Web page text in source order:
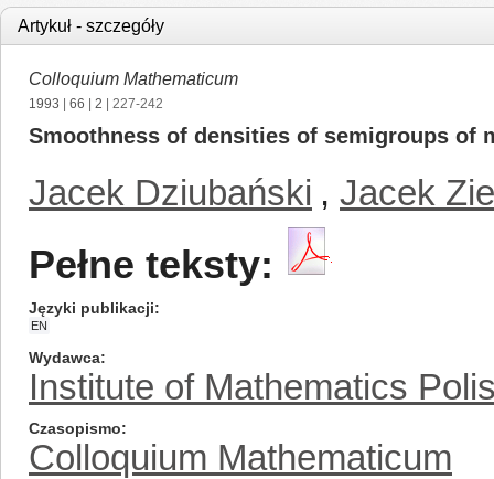
Artykuł - szczegóły
Colloquium Mathematicum
1993 66 2 | 227-242
Smoothness of densities of semigroups of
Jacek Dziubański , Jacek
Pełne teksty:
Języki publikacji
EN
Wydawca
Institute of Mathematics
Czasopismo
Colloquium Mathematicum